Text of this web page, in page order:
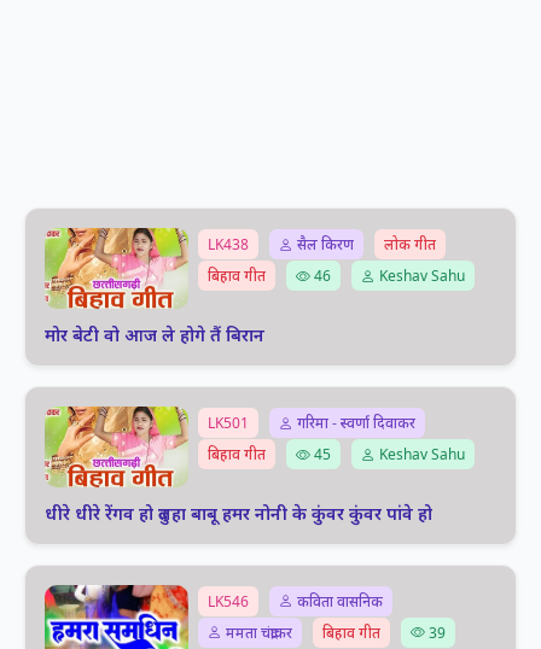
LK438 सैल किरण
लोक गीत
बिहाव गीत
46 Keshav Sahu
मोर बेटी वो आज ले होगे तैं बिरान
LK501
गरिमा - स्वर्णा दिवाकर
बिहाव गीत
45 Keshav Sahu
धीरे धीरे रेंगव हो दुलहा बाबू हमर नोनी के कुंवर कुंवर पांवे हो
LK546
कविता वासनिक
ममता चंद्राकर
बिहाव गीत
39